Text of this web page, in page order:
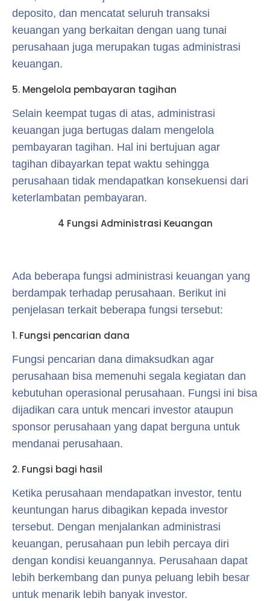
deposito, dan mencatat seluruh transaksi
keuangan yang berkaitan dengan uang tunai
perusahaan juga merupakan tugas administrasi
keuangan.
5. Mengelola pembayaran tagihan
Selain keempat tugas di atas, administrasi
keuangan juga bertugas dalam mengelola
pembayaran tagihan. Hal ini bertujuan agar
tagihan dibayarkan tepat waktu sehingga
perusahaan tidak mendapatkan konsekuensi dari
keterlambatan pembayaran.
4 Fungsi Administrasi Keuangan
Ada beberapa fungsi administrasi keuangan yang
berdampak terhadap perusahaan. Berikut ini
penjelasan terkait beberapa fungsi tersebut:
1. Fungsi pencarian dana
Fungsi pencarian dana dimaksudkan agar
perusahaan bisa memenuhi segala kegiatan dan
kebutuhan operasional perusahaan. Fungsi ini bisa
dijadikan cara untuk mencari investor ataupun
sponsor perusahaan yang dapat berguna untuk
mendanai perusahaan.
2. Fungsi bagi hasil
Ketika perusahaan mendapatkan investor, tentu
keuntungan harus dibagikan kepada investor
tersebut. Dengan menjalankan administrasi
keuangan, perusahaan pun lebih percaya diri
dengan kondisi keuangannya. Perusahaan dapat
lebih berkembang dan punya peluang lebih besar
untuk menarik lebih banyak investor.